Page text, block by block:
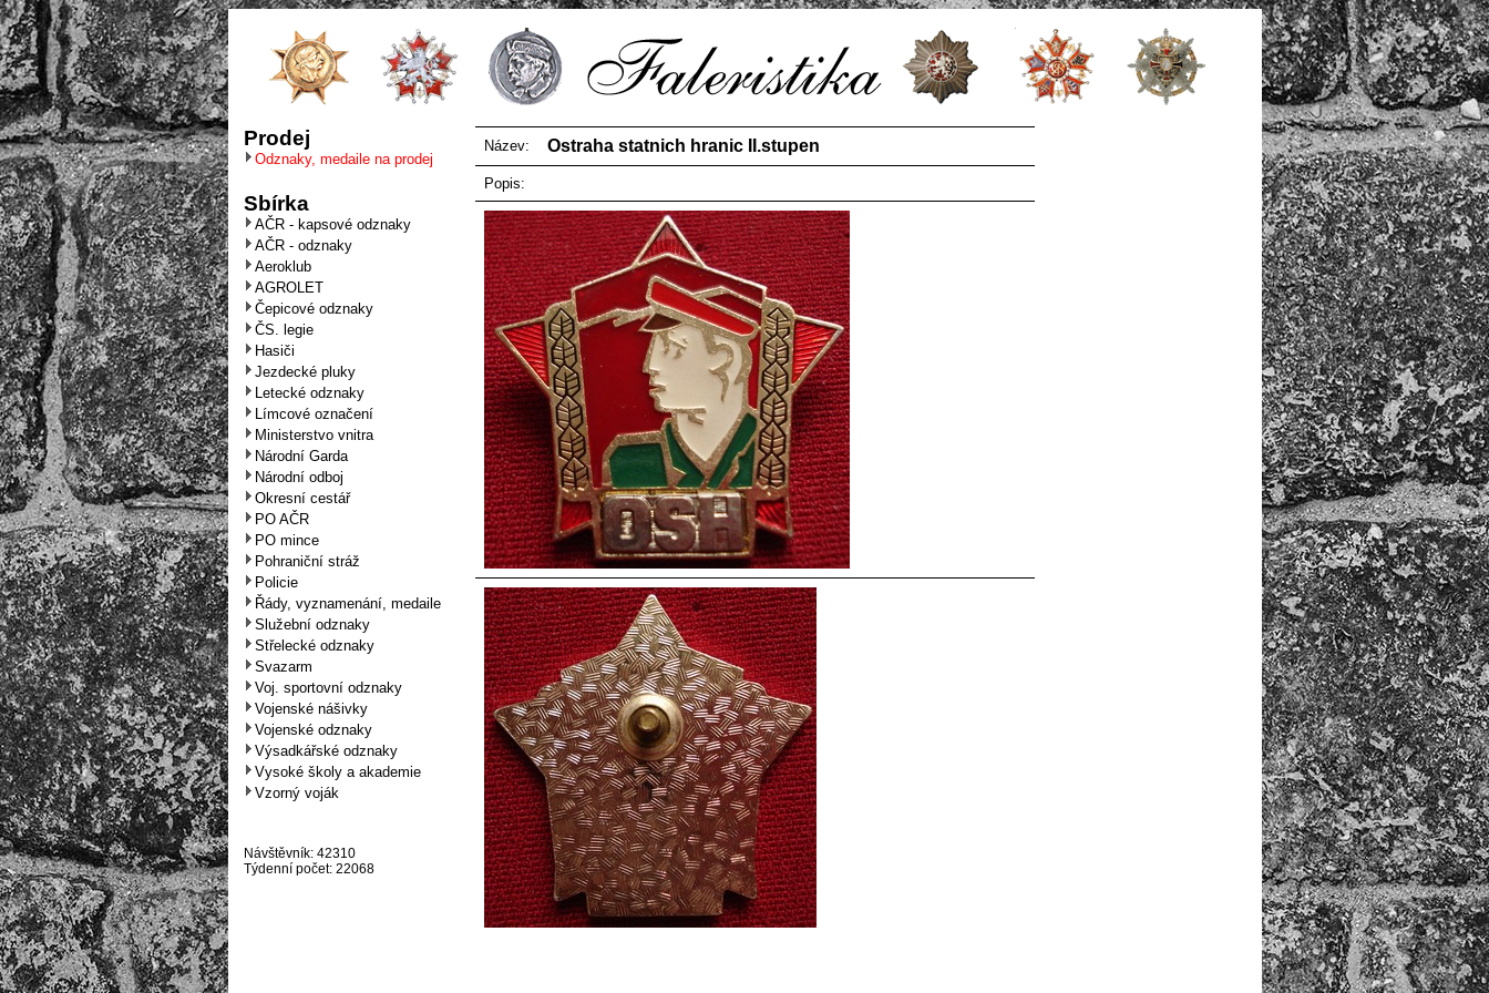
Prodej
Odznaky, medaile na prodej
Sbírka
AČR - kapsové odznaky
AČR - odznaky
Aeroklub
AGROLET
Čepicové odznaky
ČS. legie
Hasiči
Jezdecké pluky
Letecké odznaky
Límcové označení
Ministerstvo vnitra
Národní Garda
Národní odboj
Okresní cestář
PO AČR
PO mince
Pohraniční stráž
Policie
Řády, vyznamenání, medaile
Služební odznaky
Střelecké odznaky
Svazarm
Voj. sportovní odznaky
Vojenské nášivky
Vojenské odznaky
Výsadkářské odznaky
Vysoké školy a akademie
Vzorný voják
Návštěvník: 42310
Týdenní počet: 22068
Název: Ostraha statnich hranic II.stupen
Popis: